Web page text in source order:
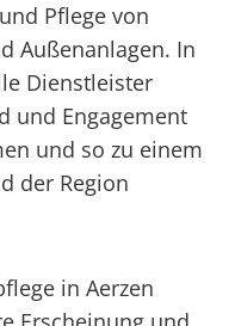
Pflege von
Außenanlagen. In
Dienstleister
und Engagement
und so zu einem
der Region
in Aerzen